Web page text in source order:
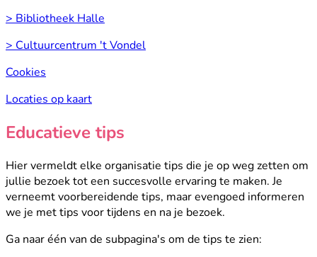
> Bibliotheek Halle
> Cultuurcentrum 't Vondel
Cookies
Locaties op kaart
Educatieve tips
Hier vermeldt elke organisatie tips die je op weg zetten om
jullie bezoek tot een succesvolle ervaring te maken. Je
verneemt voorbereidende tips, maar evengoed informeren
we je met tips voor tijdens en na je bezoek.
Ga naar één van de subpagina's om de tips te zien: